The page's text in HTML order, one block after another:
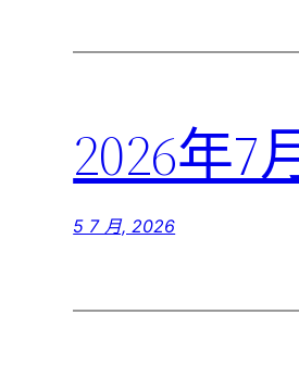
2026年
5 7 月, 2026